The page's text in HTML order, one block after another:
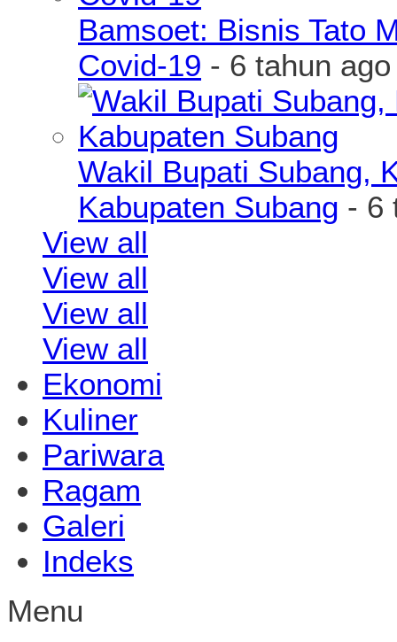
Bamsoet: Bisnis Tato
Covid-19 - 6 tahun ago
Wakil Bupati Subang,
Kabupaten Subang - 6
View all
View all
View all
View all
Ekonomi
Kuliner
Pariwara
Ragam
Galeri
Indeks
Menu